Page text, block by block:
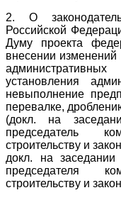
2. О
Российской
Думу проекта
внесении
установления
невыполнение
перевалке,
(докл. на
председатель
строительству и
докл. на
председателя
строительству и